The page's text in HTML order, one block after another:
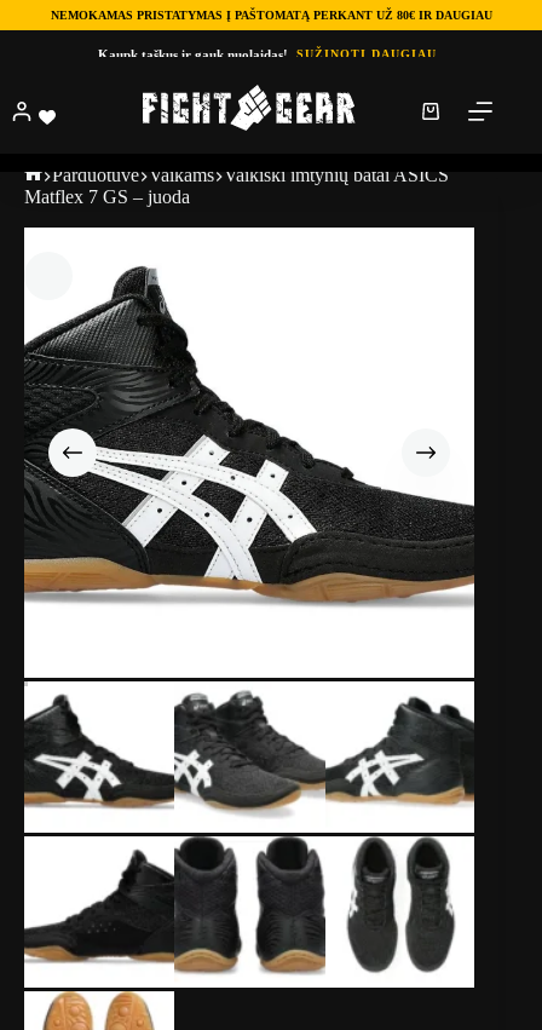
NEMOKAMAS PRISTATYMAS Į PAŠTOMATĄ PERKANT UŽ 80€ IR DAUGIAU
Kaupk taškus ir gauk nuolaidas! SUŽINOTI DAUGIAU
Parduotuve Vaikams Vaikiški imtynių batai ASICS
Matflex 7 GS – juoda